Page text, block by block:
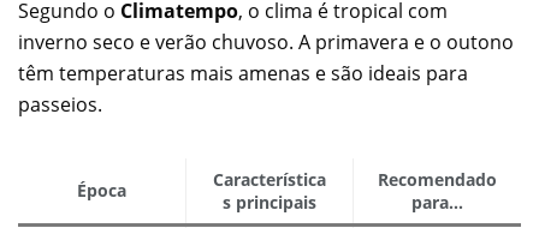
Segundo o Climatempo, o clima é tropical com
inverno seco e verão chuvoso. A primavera e o outono
têm temperaturas mais amenas e são ideais para
passeios.
Época
Característica
s principais
Recomendado
para…